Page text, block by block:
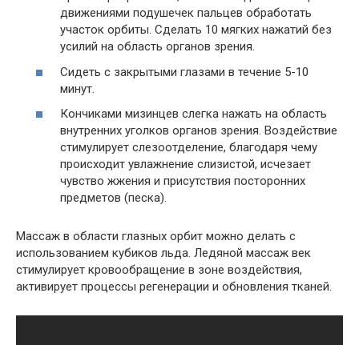
движениями подушечек пальцев обработать
участок орбиты. Сделать 10 мягких нажатий без
усилий на область органов зрения.
Сидеть с закрытыми глазами в течение 5-10
минут.
Кончиками мизинцев слегка нажать на область
внутренних уголков органов зрения. Воздействие
стимулирует слезоотделение, благодаря чему
происходит увлажнение слизистой, исчезает
чувство жжения и присутствия посторонних
предметов (песка).
Массаж в области глазных орбит можно делать с
использованием кубиков льда. Ледяной массаж век
стимулирует кровообращение в зоне воздействия,
активирует процессы регенерации и обновления тканей.